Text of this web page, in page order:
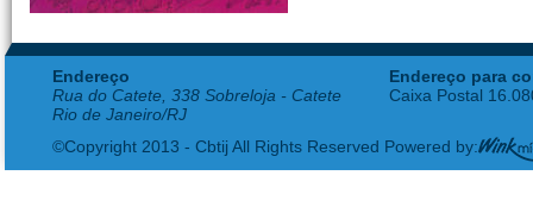
Endereço
Rua do Catete, 338 Sobreloja - Catete
Rio de Janeiro/RJ
Endereço para
Caixa Postal
©Copyright 2013 - Cbtij All Rights Reserved Powered by: